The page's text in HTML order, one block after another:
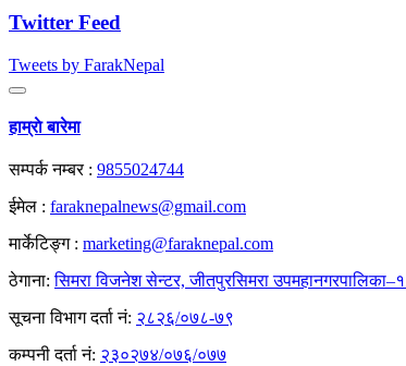
Twitter Feed
Tweets by FarakNepal
हाम्राे बारेमा
सम्पर्क नम्बर : 9855024744
ईमेल : faraknepalnews@gmail.com
मार्केटिङ्ग : marketing@faraknepal.com
ठेगाना:सिमरा विजनेश सेन्टर, जीतपुरसिमरा उपमहानगरपालिका–१
सूचना विभाग दर्ता नं: २८२६/०७८-७९
कम्पनी दर्ता नं: २३०२७४/०७६/०७७